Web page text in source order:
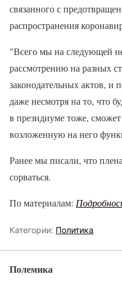
связанного с
распространения
"Всего мы на следующей
рассмотрению на разных
законодательных актов, и
даже несмотря на то, что
в президиуме тоже,
возложенную на него
Ранее мы писали, что
сорваться.
По материалам:
Категории: Политика
Полемика